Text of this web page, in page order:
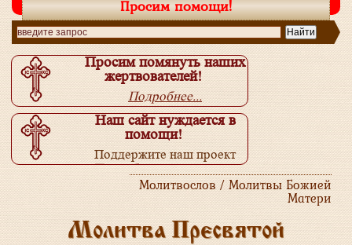
Просим помощи!
Просим помянуть наших
жертвователей!
Подробнее...
Наш сайт нуждается в
помощи!
Поддержите наш проект
Подробнее...
Молитвослов / Молитвы Божией
Матери
Молитва Пресвятой